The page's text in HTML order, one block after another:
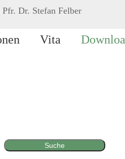
Pfr. Dr. Stefan Felber
Vita